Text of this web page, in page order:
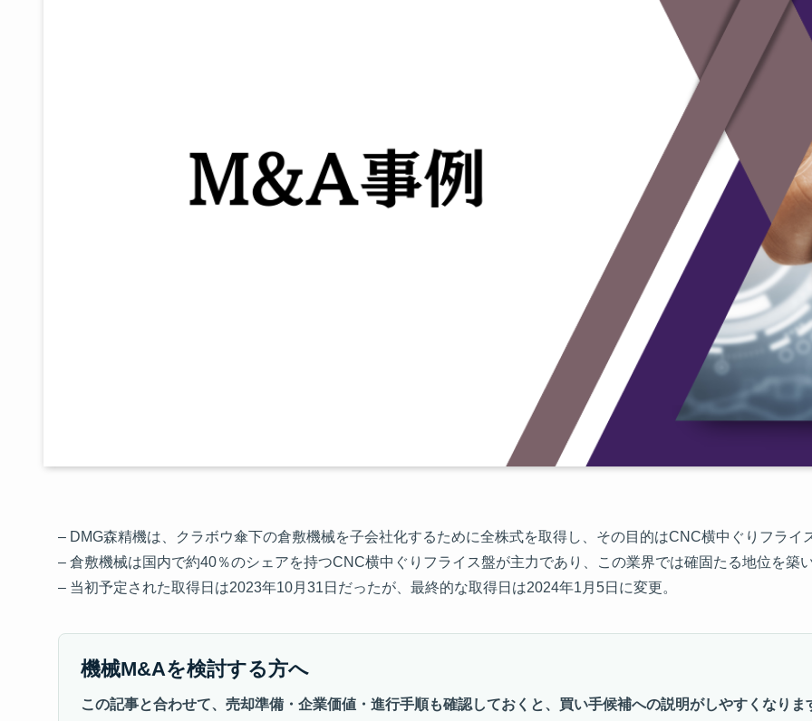
– DMG森精機は、クラボウ傘下の倉敷機械を子会社化するために全株式を取得し、その目的はCNC横中ぐりフライ
– 倉敷機械は国内で約40％のシェアを持つCNC横中ぐりフライス盤が主力であり、この業界では確固たる地位を築
– 当初予定された取得日は2023年10月31日だったが、最終的な取得日は2024年1月5日に変更。
機械M&Aを検討する方へ
この記事と合わせて、売却準備・企業価値・進行手順も確認しておくと、買い手候補への説明がしやすくなりま